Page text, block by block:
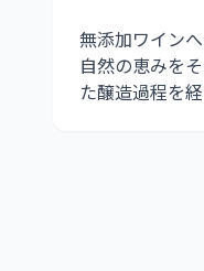
無添加ワイン
自然の恵みを
た醸造過程を